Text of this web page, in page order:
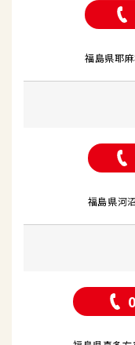
福島県耶
福島県河